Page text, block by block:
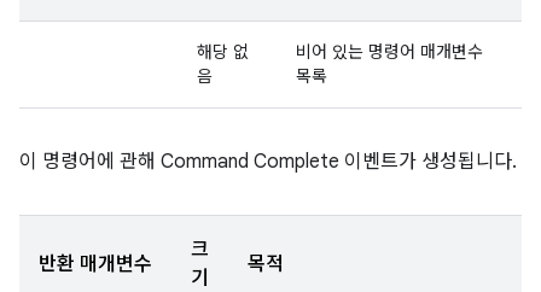
해당 없
음
비어 있는 명령어 매개변수
목록
이 명령어에 관해 Command Complete 이벤트가 생성됩니다.
반환 매개변수
크
기
목적